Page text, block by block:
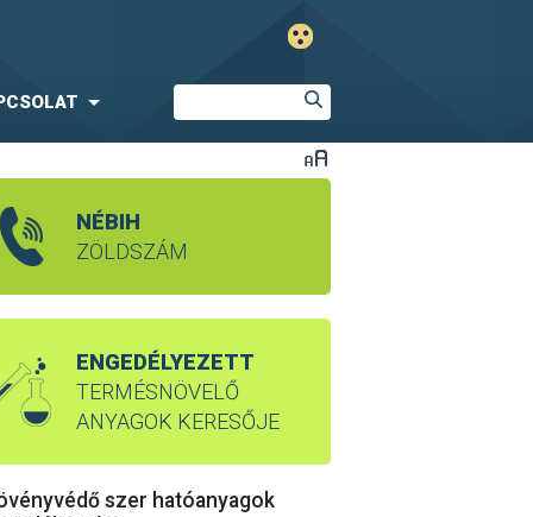
NÉBIH
ZÖLDSZÁM
ENGEDÉLYEZETT
TERMÉSNÖVELŐ
ANYAGOK KERESŐJE
szer hatóanyagok